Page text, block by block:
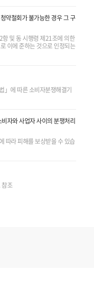
약철회가 불가능한 경우 그 구
및 동 시행령 제21조에 의한
이에 준하는 것으로 인정되는
에 따른 소비자분쟁해결기
자와 사업자 사이의 분쟁처리
따라 피해를 보상받을 수 있습
참조